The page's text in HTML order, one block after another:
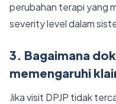
perubahan terapi yang
severity level dalam
3. Bagaimana
memengaruhi
Jika visit DPJP tidak